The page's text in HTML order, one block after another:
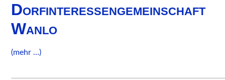
Dorfinteressengemeinschaft
Wanlo
(mehr …)